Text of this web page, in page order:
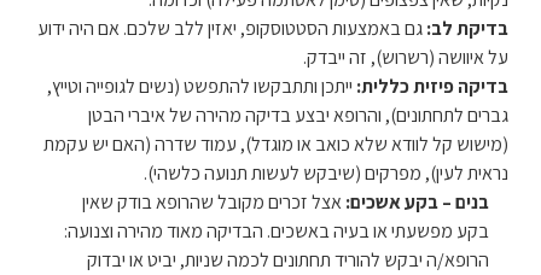
בדיקת לב:גם באמצעות הסטטוסקופ, יאזין ללב שלכם. אם היה ידוע
על איוושה (רשרוש), זה ייבדק.
בדיקה פיזית כללית: ייתכן ותתבקשו להתפשט (נשים לגופייה וטייץ,
גברים לתחתונים), והרופא יבצע בדיקה מהירה של איברי הבטן
(מישוש קל לוודא שלא כואב או מוגדל), עמוד שדרה (האם יש עקמת
נראית לעין), מפרקים (שיבקש לעשות תנועה כלשהי).
בנים – בקע אשכים:אצל זכרים מקובל שהרופא בודק שאין
בקע מפשעתי או בעיה באשכים. הבדיקה מאוד מהירה וצנועה:
הרופא/ה יבקש להוריד תחתונים לכמה שניות, יביט או יבדוק